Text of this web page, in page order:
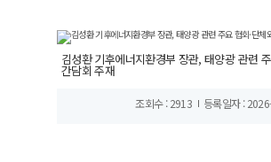
김성환 기후에너지환경부 장관, 태양광 관련
간담회 주재
조회수 : 2913 등록일자 :